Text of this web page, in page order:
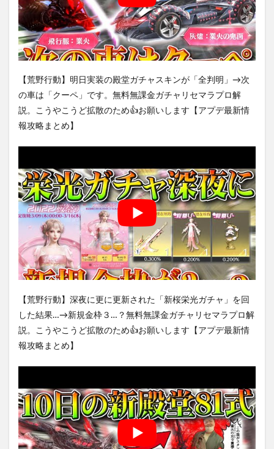
【荒野行動】明日実装の殿堂ガチャスキンが「全判明」→次
の車は「クーペ」です。無料無課金ガチャリセマラプロ解
説。こうやこうど拡散のため👍お願いします【アプデ最新情
報攻略まとめ】
【荒野行動】深夜に更に更新された「新桜栄光ガチャ」を回
した結果…→新規金枠３…？無料無課金ガチャリセマラプロ解
説。こうやこうど拡散のため👍お願いします【アプデ最新情
報攻略まとめ】